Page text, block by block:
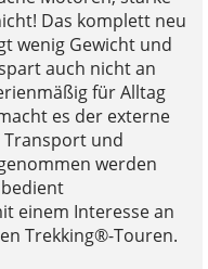
Das komplett neu
wenig Gewicht und
auch nicht an
für Alltag
es der externe
Transport und
werden
einem Interesse an
Trekking®-Touren.